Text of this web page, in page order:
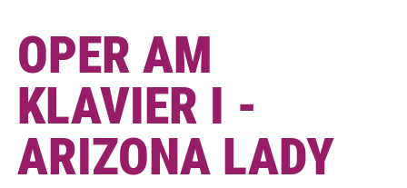
OPER AM
KLAVIER I -
ARIZONA LADY